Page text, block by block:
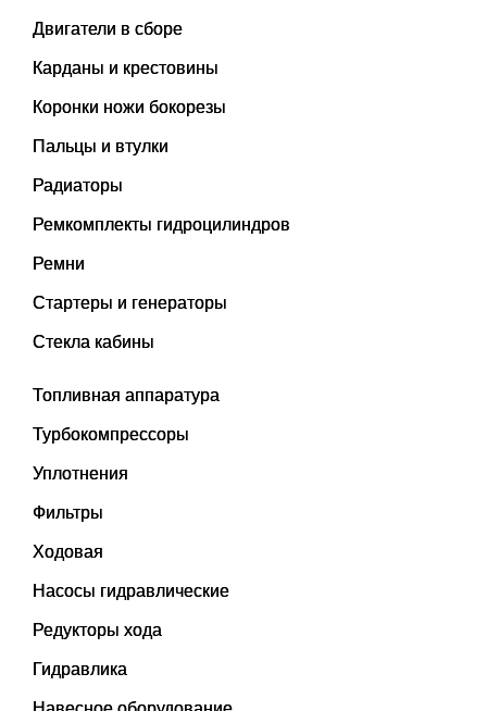
Двигатели в сборе
Карданы и крестовины
Коронки ножи бокорезы
Пальцы и втулки
Радиаторы
Ремкомплекты гидроцилиндров
Ремни
Стартеры и генераторы
Стекла кабины
Топливная аппаратура
Турбокомпрессоры
Уплотнения
Фильтры
Ходовая
Насосы гидравлические
Редукторы хода
Гидравлика